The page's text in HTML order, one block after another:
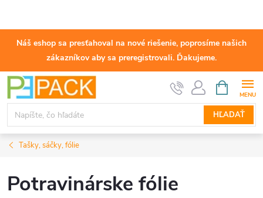
Náš eshop sa presťahoval na nové riešenie, poprosíme našich
zákazníkov aby sa preregistrovali. Ďakujeme.
Prejsť
obsah
HĽADAŤ
KOŠÍK
Tašky, sáčky, fólie
Potravinárske fólie